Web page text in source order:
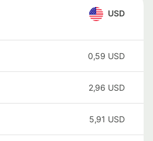
USD
0,59 USD
2,96 USD
5,91 USD